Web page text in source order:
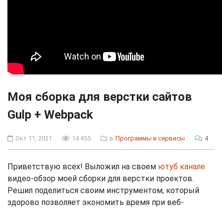
Моя сборка для верстки сайтов
Gulp + Webpack
Окт 11, 2021 14 455 в Программы и сервисы 4
Приветствую всех! Выложил на своем ютуб канале
видео-обзор моей сборки для верстки проектов.
Решил поделиться своим инструментом, который
здорово позволяет экономить время при веб-